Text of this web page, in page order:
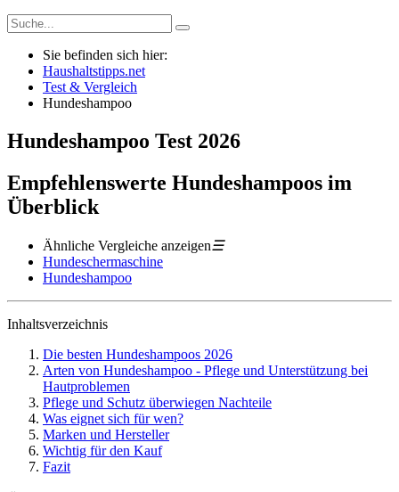
Sie befinden sich hier:
Haushaltstipps.net
Test & Vergleich
Hundeshampoo
Hundeshampoo Test 2026
Empfehlenswerte Hundeshampoos im
Überblick
Ähnliche Vergleiche anzeigen☰
Hundeschermaschine
Hundeshampoo
Inhaltsverzeichnis
Die besten Hundeshampoos 2026
Arten von Hundeshampoo - Pflege und Unterstützung bei
Hautproblemen
Pflege und Schutz überwiegen Nachteile
Was eignet sich für wen?
Marken und Hersteller
Wichtig für den Kauf
Fazit